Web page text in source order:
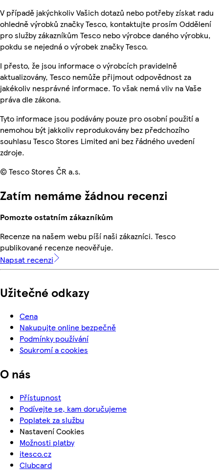
V případě jakýchkoliv Vašich dotazů nebo potřeby získat radu
ohledně výrobků značky Tesco, kontaktujte prosím Oddělení
pro služby zákazníkům Tesco nebo výrobce daného výrobku,
pokdu se nejedná o výrobek značky Tesco.
I přesto, že jsou informace o výrobcích pravidelně
aktualizovány, Tesco nemůže přijmout odpovědnost za
jakékoliv nesprávné informace. To však nemá vliv na Vaše
práva dle zákona.
Tyto informace jsou podávány pouze pro osobní použití a
nemohou být jakkoliv reprodukovány bez předchozího
souhlasu Tesco Stores Limited ani bez řádného uvedení
zdroje.
© Tesco Stores ČR a.s.
Zatím nemáme žádnou recenzi
Pomozte ostatním zákazníkům
Recenze na našem webu píší naši zákazníci. Tesco
publikované recenze neověřuje.
Napsat recenzi
Užitečné odkazy
Cena
Nakupujte online bezpečně
Podmínky používání
Soukromí a cookies
O nás
Přístupnost
Podívejte se, kam doručujeme
Poplatek za službu
Nastavení Cookies
Možnosti platby
itesco.cz
Clubcard